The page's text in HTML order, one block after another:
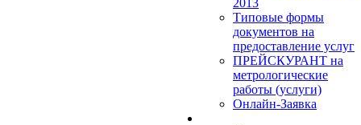
2013
Типовые формы
документов на
предоставление услуг
ПРЕЙСКУРАНТ на
метрологические
работы (услуги)
Онлайн-Заявка